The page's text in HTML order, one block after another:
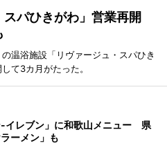
スパひきがわ」営業再開
温浴施設「リヴァージュ・スパひき
て3カ月がたった。
-イレブン」に和歌山メニュー 県
ーメン」も